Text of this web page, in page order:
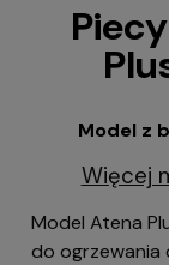
Model z
Więcej
Model Atena
do ogrzewania